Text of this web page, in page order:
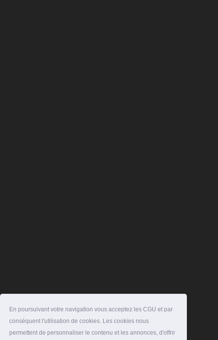
En poursuivant votre navigation vous acceptez les CGU et par
conséquent l'utilisation de cookies. Les cookies nous
permettent de personnaliser le contenu et les annonces, d'offrir